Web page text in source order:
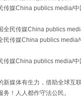
传媒China publics media/
全民传媒China publics
民传媒China publics
传媒China publics media/
媒体有生力，借助全球
！人人都作守法公民。